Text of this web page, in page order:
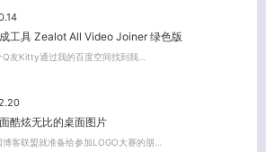
工具 Zealot All Video Joiner 绿色版
Q友Kitty通过我的百度空间找到我…
酷炫无比的桌面图片
客联盟就准备给参加LOGO大赛的朋…
关闭弹窗